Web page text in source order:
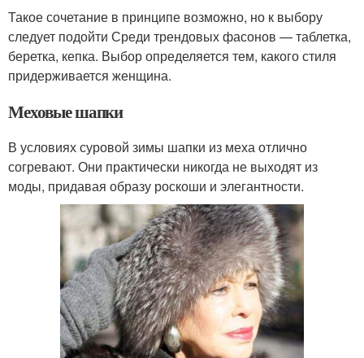
Такое сочетание в принципе возможно, но к выбору
следует подойти Среди трендовых фасонов — таблетка,
беретка, кепка. Выбор определяется тем, какого стиля
придерживается женщина.
Меховые шапки
В условиях суровой зимы шапки из меха отлично
согревают. Они практически никогда не выходят из
моды, придавая образу роскоши и элегантности.